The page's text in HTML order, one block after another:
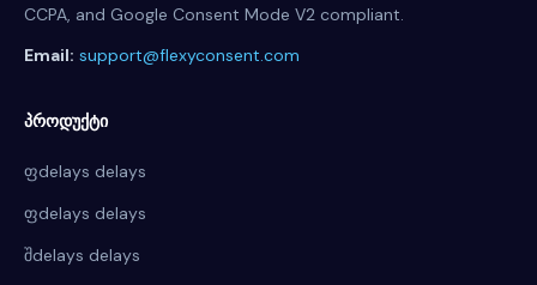
CCPA, and Google Consent Mode V2 compliant.
Email: support@flexyconsent.com
პროდუქტი
ფdelays delays
ფdelays delays
შdelays delays